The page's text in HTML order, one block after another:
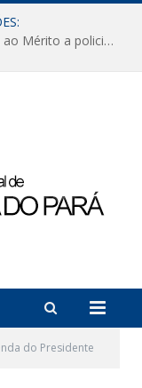
Câmara de Aurora do Pará presta Honra ao Mérito a policiais militares em sessão marcada por reconhecimento e emoção
do Presidente